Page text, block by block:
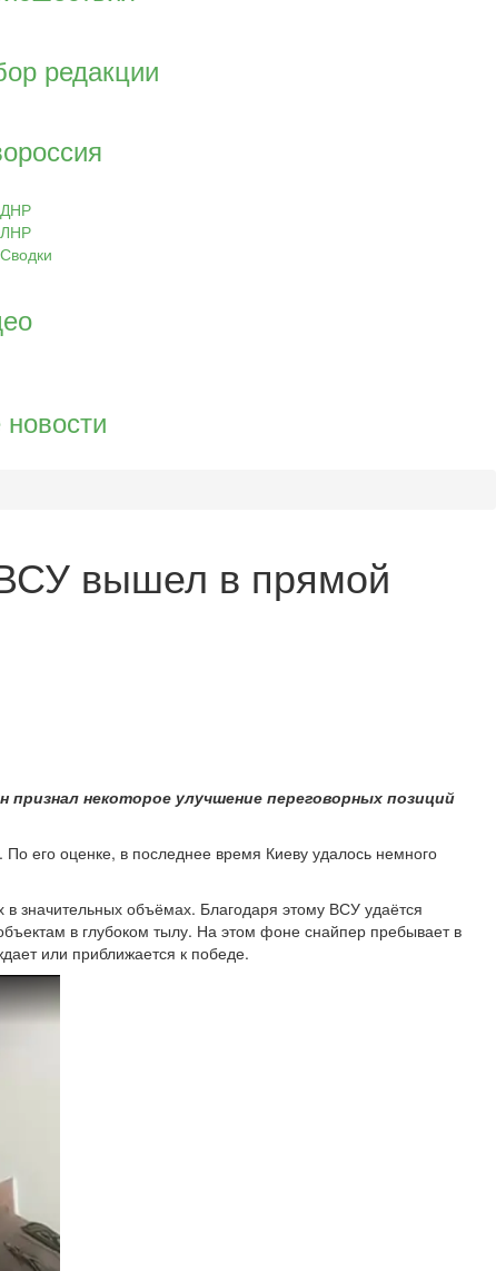
редакции
ДНР
ЛНР
Сводки
вышел в прямой
признал некоторое улучшение переговорных позиций
его оценке, в последнее время Киеву удалось немного
в значительных объёмах. Благодаря этому ВСУ удаётся
в глубоком тылу. На этом фоне снайпер пребывает в
или приближается к победе.